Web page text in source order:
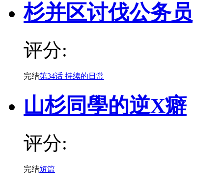
杉并区讨伐公务员
评分:
完结第34话 持续的日常
山杉同學的逆X癖
评分:
完结短篇